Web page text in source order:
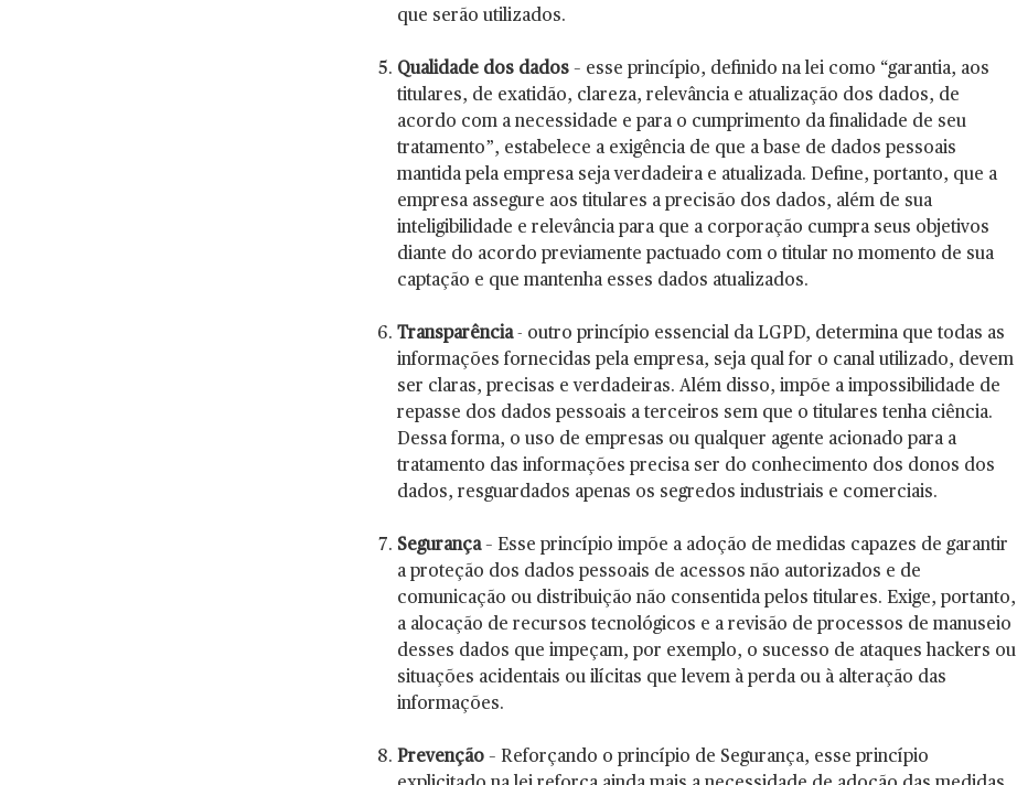
que serão utilizados.
Qualidade dos dados – esse princípio, definido na lei como “garantia, aos
titulares, de exatidão, clareza, relevância e atualização dos dados, de
acordo com a necessidade e para o cumprimento da finalidade de seu
tratamento”, estabelece a exigência de que a base de dados pessoais
mantida pela empresa seja verdadeira e atualizada. Define, portanto, que a
empresa assegure aos titulares a precisão dos dados, além de sua
inteligibilidade e relevância para que a corporação cumpra seus objetivos
diante do acordo previamente pactuado com o titular no momento de sua
captação e que mantenha esses dados atualizados.
Transparência- outro princípio essencial da LGPD, determina que todas as
informações fornecidas pela empresa, seja qual for o canal utilizado, devem
ser claras, precisas e verdadeiras. Além disso, impõe a impossibilidade de
repasse dos dados pessoais a terceiros sem que o titulares tenha ciência.
Dessa forma, o uso de empresas ou qualquer agente acionado para a
tratamento das informações precisa ser do conhecimento dos donos dos
dados, resguardados apenas os segredos industriais e comerciais.
Segurança– Esse princípio impõe a adoção de medidas capazes de garantir
a proteção dos dados pessoais de acessos não autorizados e de
comunicação ou distribuição não consentida pelos titulares. Exige, portanto,
a alocação de recursos tecnológicos e a revisão de processos de manuseio
desses dados que impeçam, por exemplo, o sucesso de ataques hackers ou
situações acidentais ou ilícitas que levem à perda ou à alteração das
informações.
Prevenção – Reforçando o princípio de Segurança, esse princípio